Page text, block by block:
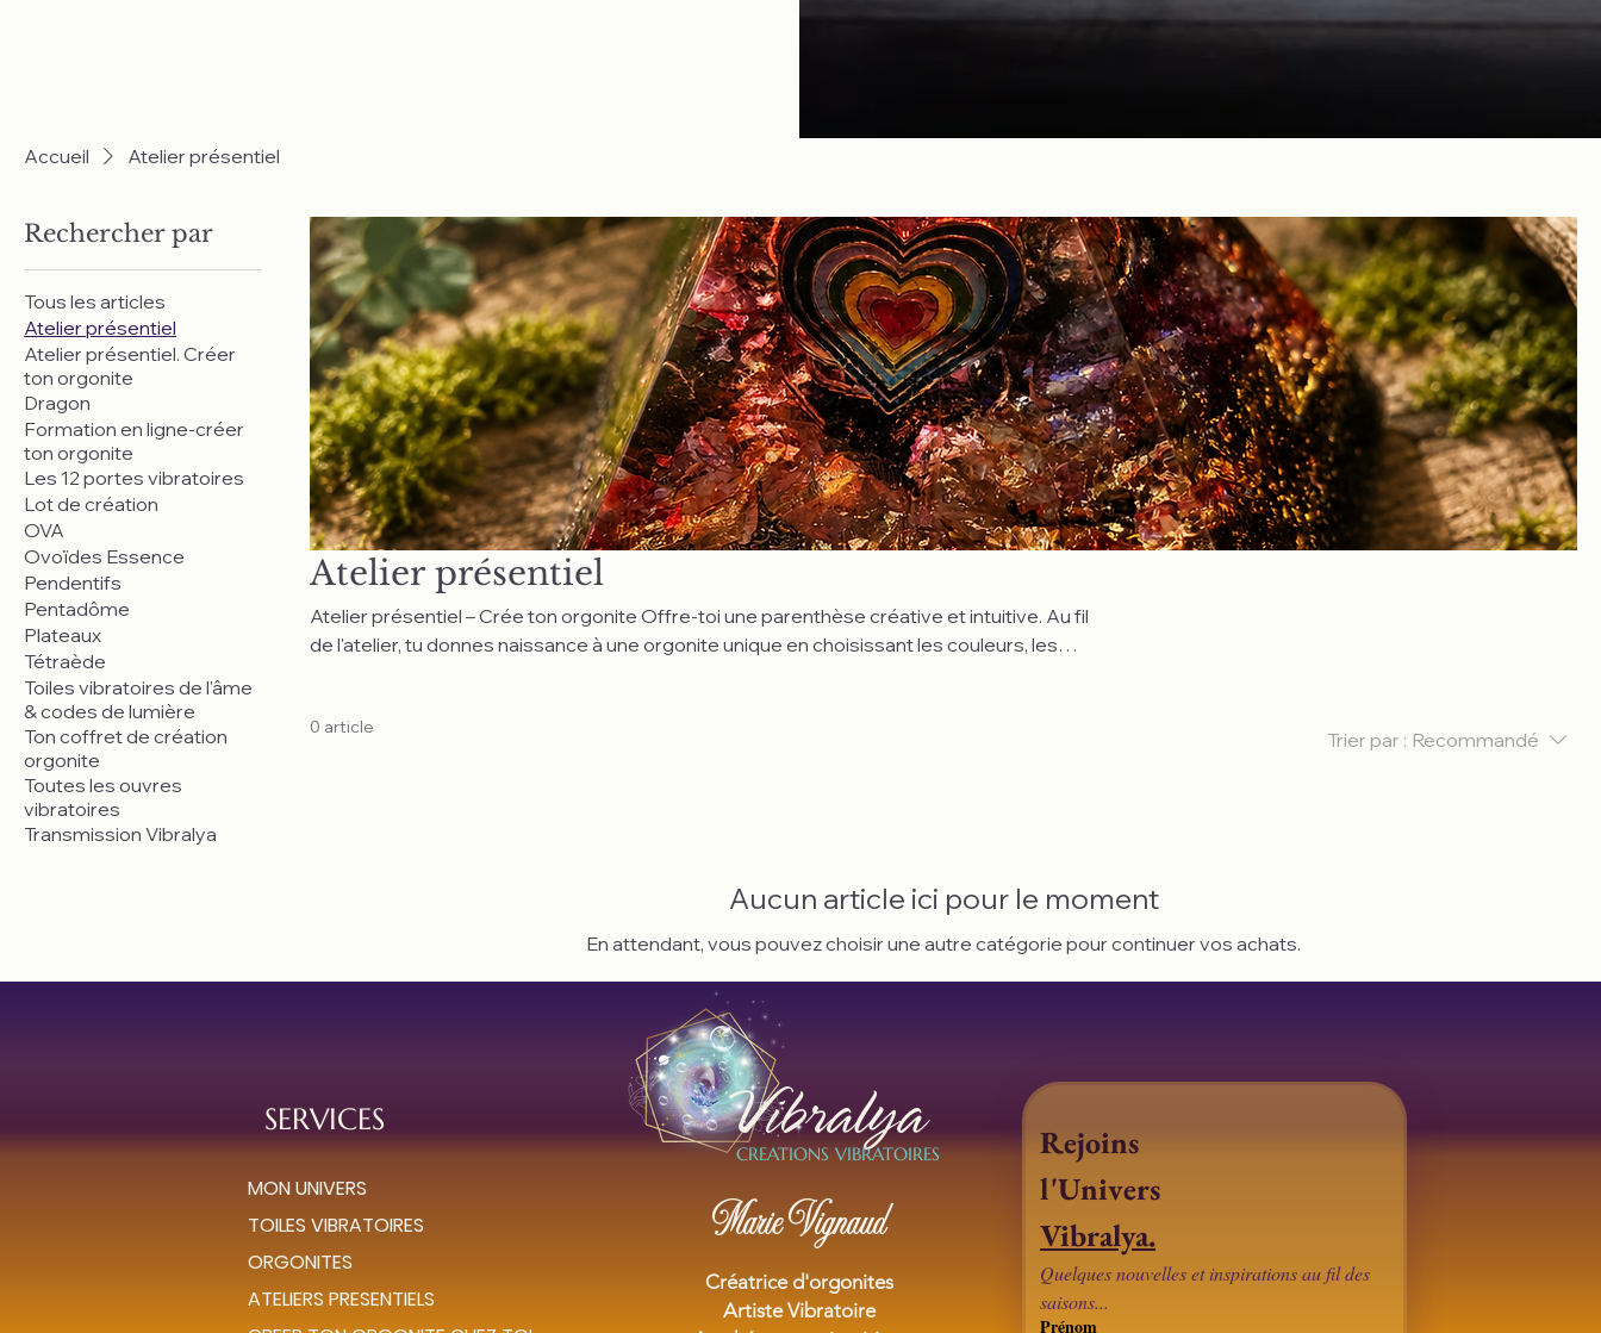
Accueil Atelier présentiel
Rechercher par
Tous les articles
Atelier présentiel
Atelier présentiel. Créer
ton orgonite
Dragon
Formation en ligne-créer
ton orgonite
Les 12 portes vibratoires
Lot de création
OVA
Ovoïdes Essence
Pendentifs
Pentadôme
Plateaux
Tétraède
Toiles vibratoires de l'âme
& codes de lumière
Ton coffret de création
orgonite
Toutes les ouvres
vibratoires
Transmission Vibralya
Atelier présentiel
Atelier présentiel – Crée ton orgonite Offre-toi une parenthèse créative et intuitive. Au fil
de l'atelier, tu donnes naissance à une orgonite unique en choisissant les couleurs, les
0 article
Trier par : Recommandé
Aucun article ici pour le moment
En attendant, vous pouvez choisir une autre catégorie pour continuer vos achats.
SERVICES
MON UNIVERS
TOILES VIBRATOIRES
ORGONITES
ATELIERS PRESENTIELS
Vibralya
CREATIONS VIBRATOIRES
Marie Vignaud
Créatrice d'orgonites
Artiste Vibratoire
Rejoins
Vibralya.
Quelques nouvelles et inspirations au fil des
saisons...
Prénom